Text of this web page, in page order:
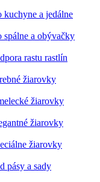
kuchyne a jedálne
spálne a obývačky
rastu rastlín
žiarovky
žiarovky
žiarovky
žiarovky
pásy a sady